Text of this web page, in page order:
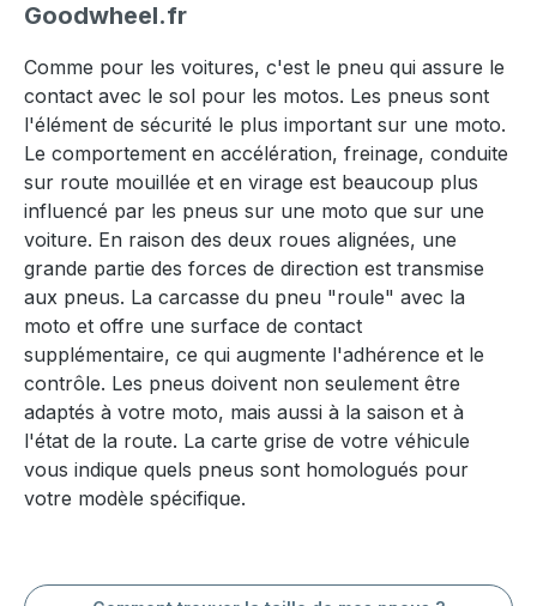
Goodwheel.fr
Comme pour les voitures, c'est le pneu qui assure le
contact avec le sol pour les motos. Les pneus sont
l'élément de sécurité le plus important sur une moto.
Le comportement en accélération, freinage, conduite
sur route mouillée et en virage est beaucoup plus
influencé par les pneus sur une moto que sur une
voiture. En raison des deux roues alignées, une
grande partie des forces de direction est transmise
aux pneus. La carcasse du pneu "roule" avec la
moto et offre une surface de contact
supplémentaire, ce qui augmente l'adhérence et le
contrôle. Les pneus doivent non seulement être
adaptés à votre moto, mais aussi à la saison et à
l'état de la route. La carte grise de votre véhicule
vous indique quels pneus sont homologués pour
votre modèle spécifique.